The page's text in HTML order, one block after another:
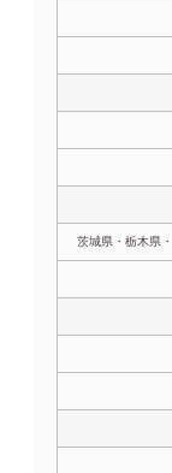
茨城県・栃木県